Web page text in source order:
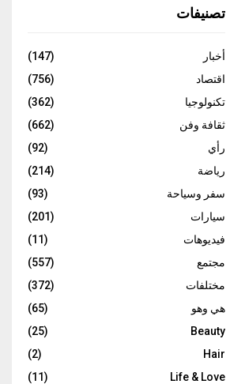
تصنيفات
أخبار
(147)
اقتصاد
(756)
تكنولوجيا
(362)
ثقافة وفن
(662)
رأي
(92)
رياضة
(214)
سفر وسياحة
(93)
سيارات
(201)
فيديوهات
(11)
مجتمع
(557)
مختلفات
(372)
هي وهو
(65)
Beauty
(25)
Hair
(2)
Life & Love
(11)